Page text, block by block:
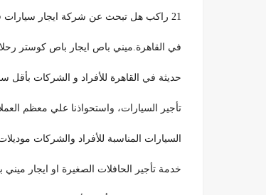
21 راكب هل تبحث عن شركة ايجار سيارات في مصر؟اذا وصلت الي هنا فأنت الان مع افضل مكتب تأجير سيارات
في القاهرة.ميني باص ايجار باص كوستر
حديثة في القاهرة للأفراد و الشركات بأقل
تأجير السيارات، واستحواذنا علي معظم
السيارات المناسبة للأفراد والشركات
خدمة تأجير الحافلات الصغيرة او ايجار ميني باص سياحي 01011322557 ,تقدمه لك